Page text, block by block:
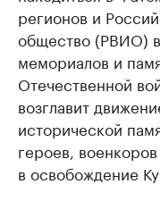
регионов и
общество (РВИО)
мемориалов и
Отечественной
возглавит
исторической
героев,
в освобождение